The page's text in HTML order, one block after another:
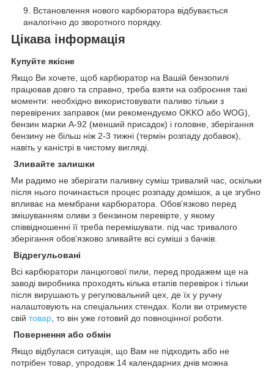
Встановлення нового карбюратора відбувається
аналогічно до зворотного порядку.
Цікава інформація
Купуйте якісне
Якщо Ви хочете, щоб карбюратор на Вашій бензопилі
працював довго та справно, треба взяти на озброєння такі
моменти: необхідно використовувати паливо тільки з
перевірених заправок (ми рекомендуємо OKKO або WOG),
бензин марки А-92 (менший присадок) і головне, зберігання
бензину не більш ніж 2-3 тижні (термін розпаду добавок),
навіть у каністрі в чистому вигляді.
Зливайте залишки
Ми радимо не зберігати паливну суміш тривалий час, оскільки
після нього починається процес розпаду домішок, а це згубно
впливає на мембрани карбюратора. Обов'язково перед
змішуванням оливи з бензином перевірте, у якому
співвідношенні її треба перемішувати. під час тривалого
зберігання обов'язково зливайте всі суміші з бачків.
Відрегульовані
Всі карбюратори ланцюгової пили, перед продажем ще на
заводі виробника проходять кілька етапів перевірок і тільки
після вирушають у регулювальний цех, де їх у ручну
налаштовують на спеціальних стендах. Коли ви отримуєте
свій товар , то він уже готовий до повноцінної роботи.
Повернення або обмін
Якщо відбулася ситуація, що Вам не підходить або не
потрібен товар, упродовж 14 календарних днів можна